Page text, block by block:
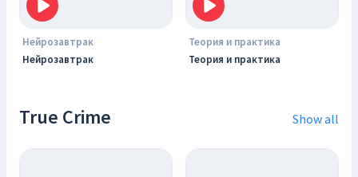
Нейрозавтрак
Нейрозавтрак
Теория и практика
Теория и практика
True Crime Show all